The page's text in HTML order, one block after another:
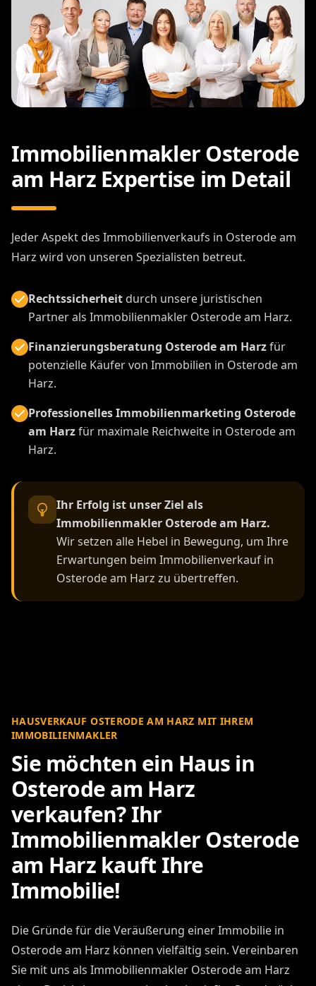
Immobilienmakler Osterode
am Harz Expertise im Detail
Jeder Aspekt des Immobilienverkaufs in Osterode am
Harz wird von unseren Spezialisten betreut.
Rechtssicherheitdurch unsere juristischen
Partner als Immobilienmakler Osterode am Harz.
Finanzierungsberatung Osterode am Harzfür
potenzielle Käufer von Immobilien in Osterode am
Harz.
Professionelles Immobilienmarketing Osterode
am Harzfür maximale Reichweite in Osterode am
Harz.
Ihr Erfolg ist unser Ziel als
Immobilienmakler Osterode am Harz.
Wir setzen alle Hebel in Bewegung, um Ihre
Erwartungen beim Immobilienverkauf in
Osterode am Harz zu übertreffen.
HAUSVERKAUF OSTERODE AM HARZ MIT IHREM
IMMOBILIENMAKLER
Sie möchten ein Haus in
Osterode am Harz
verkaufen? Ihr
Immobilienmakler Osterode
am Harz kauft Ihre
Immobilie!
Die Gründe für die Veräußerung einer Immobilie in
Osterode am Harz können vielfältig sein. Vereinbaren
Sie mit uns als Immobilienmakler Osterode am Harz